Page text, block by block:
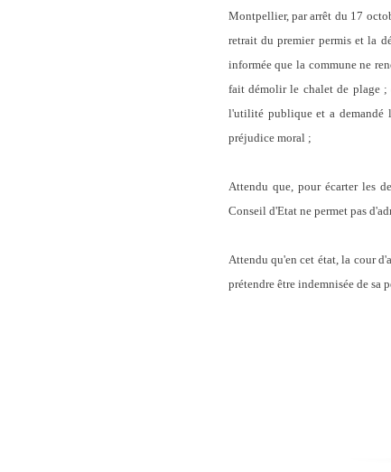
Montpellier, par arrêt du 17
retrait du premier permis et la
informée que la commune ne
fait démolir le chalet de plage
l'utilité publique et a demandé
préjudice moral;
Attendu que, pour écarter les
Conseil d'Etat ne permet pas
Attendu qu'en cet état, la cour
prétendre être indemnisée de sa